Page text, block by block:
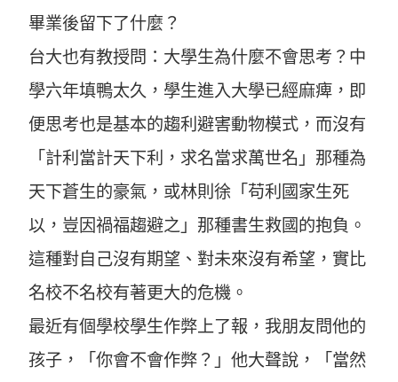
畢業後留下了什麼？
台大也有教授問：大學生為什麼不會思考？中
學六年填鴨太久，學生進入大學已經麻痺，即
便思考也是基本的趨利避害動物模式，而沒有
「計利當計天下利，求名當求萬世名」那種為
天下蒼生的豪氣，或林則徐「苟利國家生死
以，豈因禍福趨避之」那種書生救國的抱負。
這種對自己沒有期望、對未來沒有希望，實比
名校不名校有著更大的危機。
最近有個學校學生作弊上了報，我朋友問他的
孩子，「你會不會作弊？」他大聲說，「當然